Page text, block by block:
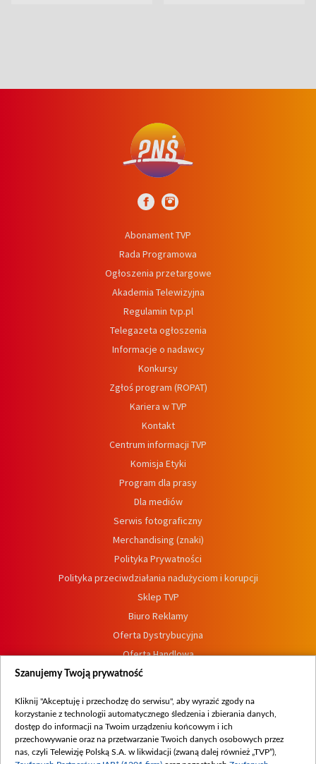
Abonament TVP
Rada Programowa
Ogłoszenia przetargowe
Akademia Telewizyjna
Regulamin tvp.pl
Telegazeta ogłoszenia
Informacje o nadawcy
Konkursy
Zgłoś program (ROPAT)
Kariera w TVP
Kontakt
Centrum informacji TVP
Komisja Etyki
Program dla prasy
Dla mediów
Serwis fotograficzny
Merchandising (znaki)
Polityka Prywatności
Polityka przeciwdziałania nadużyciom i korupcji
Sklep TVP
Biuro Reklamy
Oferta Dystrybucyjna
Oferta Handlowa
Dostępność
Procedura zgłoszeń wewnętrznych
Szanujemy Twoją prywatność
Kliknij "Akceptuję i przechodzę do serwisu", aby wyrazić zgody na
korzystanie z technologii automatycznego śledzenia i zbierania danych,
dostęp do informacji na Twoim urządzeniu końcowym i ich
przechowywanie oraz na przetwarzanie Twoich danych osobowych przez
nas, czyli Telewizję Polską S.A. w likwidacji (zwaną dalej również „TVP”),